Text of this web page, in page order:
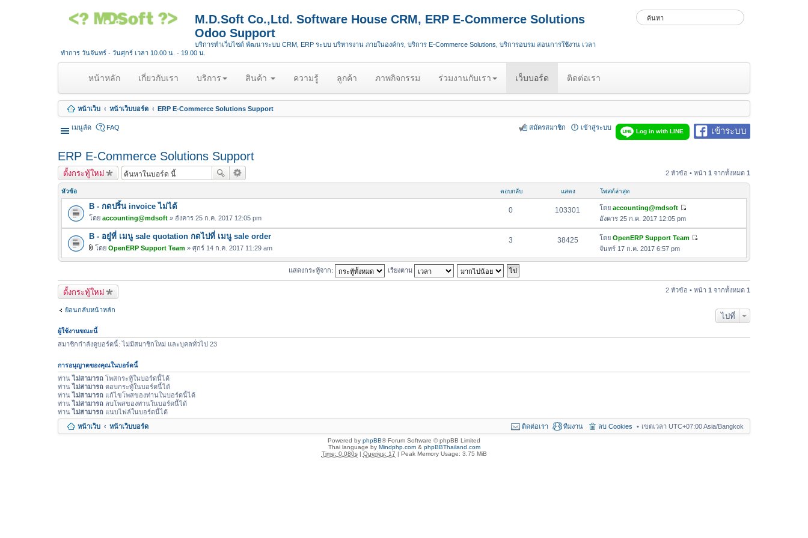
M.D.Soft Co.,Ltd. Software House CRM, ERP E-Commerce Solutions
Odoo Support
บริการทำเว็บไซต์ พัฒนาระบบ CRM, ERP ระบบ บริหารงาน ภายในองค์กร, บริการ E-Commerce Solutions, บริการอบรม สอนการใช้งาน เวลา
ทำการ วันจันทร์ - วันศุกร์ เวลา 10.00 น. - 19.00 น.
หน้าหลัก(
u
r
t
เกี่ยวกับเรา บริการ สินค้า ความรู้ ลูกค้า ภาพกิจกรรม ร่วมงานกับเรา เว็บบอร์ด ติดต่อเรา
หน้าเว็บ หน้าเว็บบอร์ด ERP E-Commerce Solutions Support
เมนูลัด เข้าระบบ
Log in with LINE
FAQ เข้าสู่ระบบ
สมัครสมาชิก
ERP E-Commerce Solutions Support
ตั้งกระทู้ใหม่ 2 หัวข้อ • หน้า 1 จากทั้งหมด 1
หัวข้อ ตอบกลับ แสดง โพสต์ล่าสุด
B - กดปริ้น invoice ไม่ได้
โดย accounting@mdsoft » อังคาร 25 ก.ค. 2017 12:05 pm
0 103301 โดย accounting@mdsoft
ข้
อ
ว
ม
ล่
อังคาร 25 ก.ค. 2017 12:05 pm
B - อยู๋ที่ เมนู sale quotation กดไปที่ เมนู sale order
แ
น
บ
โดย OpenERP Support Team » ศุกร์ 14 ก.ค. 2017 11:29 am
3 38425 โดย OpenERP Support Team
ข้
ว
จันทร์ 17 ก.ค. 2017 6:57 pm
แสดงกระทู้จาก: เรียงตาม
ตั้งกระทู้ใหม่ 2 หัวข้อ • หน้า 1 จากทั้งหมด 1
ย้อนกลับหน้าหลัก
ไปที่
ผู้ใช้งานขณะนี้
สมาชิกกำลังดูบอร์ดนี้: ไม่มีสมาชิกใหม่ และบุคลทั่วไป 23
การอนุญาตของคุณในบอร์ดนี้
ท่านไม่สามารถ โพสกระทู้ในบอร์ดนี้ได้
ท่านไม่สามารถ ตอบกระทู้ในบอร์ดนี้ได้
ท่านไม่สามารถ แก้ไขโพสของท่านในบอร์ดนี้ได้
ท่านไม่สามารถ ลบโพสของท่านในบอร์ดนี้ได้
ท่านไม่สามารถ แนบไฟล์ในบอร์ดนี้ได้
หน้าเว็บ
หน้าเว็บบอร์ด เขตเวลา UTC+07:00 Asia/Bangkok
ลบ Cookies
ทีมงาน
ติดต่อเรา
Powered by phpBB® Forum Software © phpBB Limited
Thai language by Mindphp.com& phpBBThailand.com
Time: 0.080s| Queries: 17 | Peak Memory Usage: 3.75 MiB